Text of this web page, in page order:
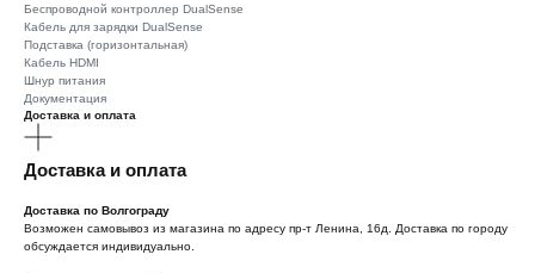
Беспроводной контроллер DualSense
Кабель для зарядки DualSense
Подставка (горизонтальная)
Кабель HDMI
Шнур питания
Документация
Доставка и оплата
Доставка и оплата
Доставка по Волгограду
Возможен самовывоз из магазина по адресу пр-т Ленина, 16д. Доставка по городу
обсуждается индивидуально.